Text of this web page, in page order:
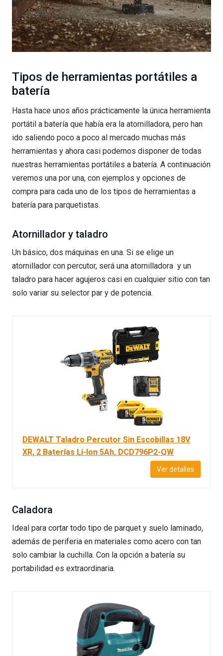
Tipos de herramientas portátiles a
batería
Hasta hace unos años prácticamente la única herramienta
portátil a batería que había era la atornilladora, pero han
ido saliendo poco a poco al mercado muchas más
herramientas y ahora casi podemos disponer de todas
nuestras herramientas portátiles a batería. A continuación
veremos una por una, con ejemplos y opciones de
compra para cada uno de los tipos de herramientas a
batería para parquetistas.
Atornillador y taladro
Un básico, dos máquinas en una. Si se elige un
atornillador con percutor, será una atornilladora y un
taladro para hacer agujeros casi en cualquier sitio con tan
solo variar su selector par y de potencia.
DEWALT Taladro Percutor Sin Escobillas 18V
XR, 2 Baterías Li-Ion 5Ah, DCD796P2-QW
Ver detalles
Caladora
Ideal para cortar todo tipo de parquet y suelo laminado,
además de periferia en materiales como acero con tan
solo cambiar la cuchilla. Con la opción a batería su
portabilidad es extraordinaria.